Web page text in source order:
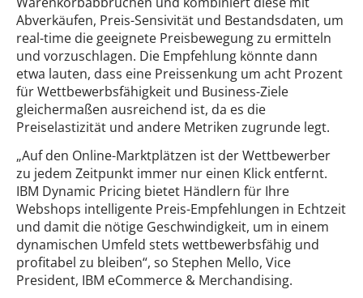
Abverkäufen, Preis-Sensivität und Bestandsdaten, um
real-time die geeignete Preisbewegung zu ermitteln
und vorzuschlagen. Die Empfehlung könnte dann
etwa lauten, dass eine Preissenkung um acht Prozent
für Wettbewerbsfähigkeit und Business-Ziele
gleichermaßen ausreichend ist, da es die
Preiselastizität und andere Metriken zugrunde legt.
„Auf den Online-Marktplätzen ist der Wettbewerber
zu jedem Zeitpunkt immer nur einen Klick entfernt.
IBM Dynamic Pricing bietet Händlern für Ihre
Webshops intelligente Preis-Empfehlungen in Echtzeit
und damit die nötige Geschwindigkeit, um in einem
dynamischen Umfeld stets wettbewerbsfähig und
profitabel zu bleiben“, so Stephen Mello, Vice
President, IBM eCommerce & Merchandising.